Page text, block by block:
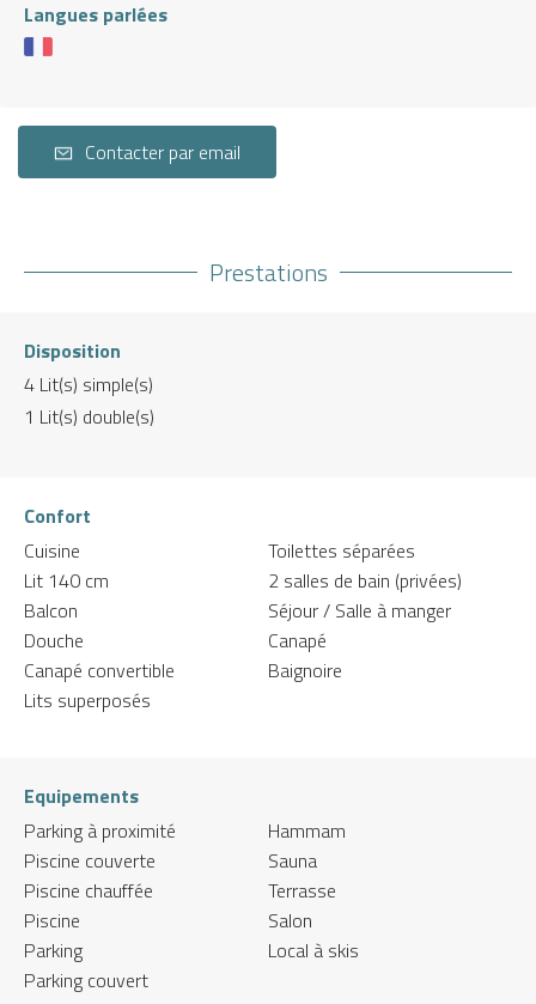
Langues parlées
Contacter par email
Prestations
Disposition
4 Lit(s) simple(s)
1 Lit(s) double(s)
Confort
Cuisine
Lit 140 cm
Balcon
Douche
Canapé convertible
Lits superposés
Toilettes séparées
2 salles de bain (privées)
Séjour / Salle à manger
Canapé
Baignoire
Equipements
Parking à proximité
Piscine couverte
Piscine chauffée
Piscine
Parking
Parking couvert
Hammam
Sauna
Terrasse
Salon
Local à skis